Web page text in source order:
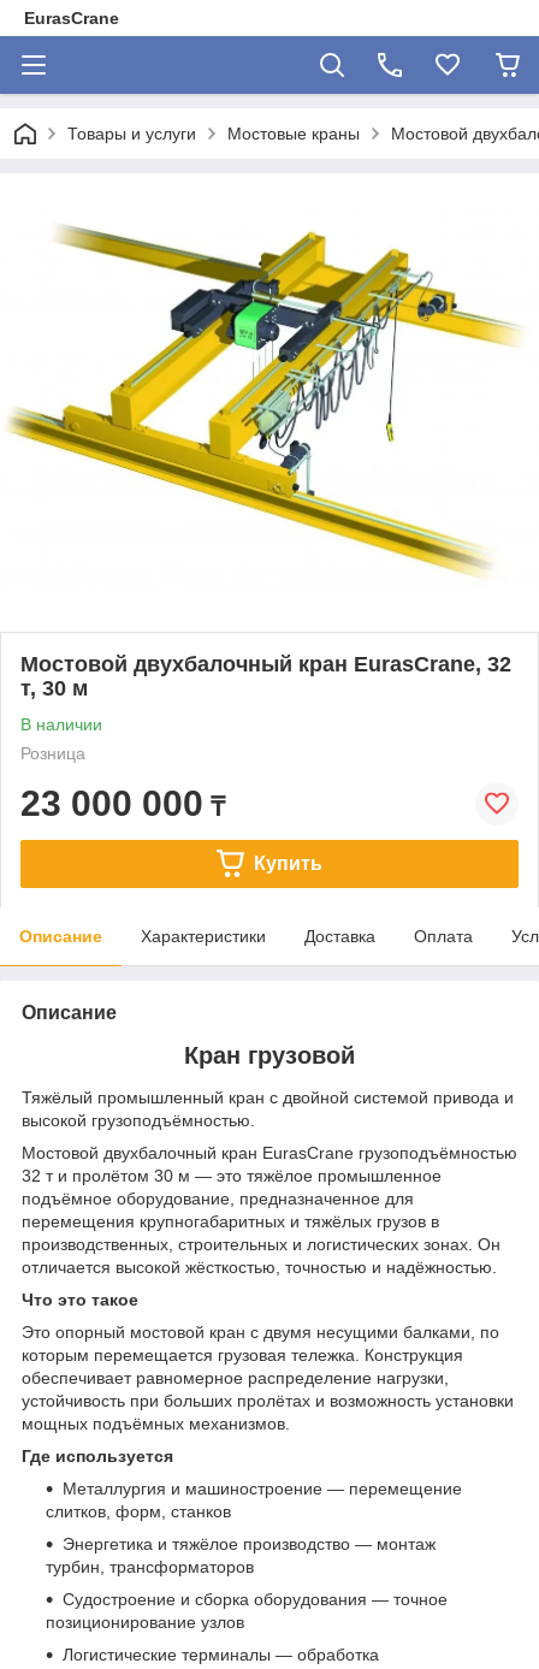
EurasCrane
Товары и услуги Мостовые краны Мостовой
Мостовой двухбалочный кран EurasCrane, 32
т, 30 м
В наличии
Розница
23 000 000 ₸
Купить
Описание Характеристики Доставка Оплата
Описание
Кран грузовой
Тяжёлый промышленный кран с двойной системой привода и
высокой грузоподъёмностью.
Мостовой двухбалочный кран EurasCrane грузоподъёмностью
32 т и пролётом 30 м — это тяжёлое промышленное
подъёмное оборудование, предназначенное для
перемещения крупногабаритных и тяжёлых грузов в
производственных, строительных и логистических зонах. Он
отличается высокой жёсткостью, точностью и надёжностью.
Что это такое
Это опорный мостовой кран с двумя несущими балками, по
которым перемещается грузовая тележка. Конструкция
обеспечивает равномерное распределение нагрузки,
устойчивость при больших пролётах и возможность установки
мощных подъёмных механизмов.
Где используется
Металлургия и машиностроение — перемещение
слитков, форм, станков
Энергетика и тяжёлое производство — монтаж
турбин, трансформаторов
Судостроение и сборка оборудования — точное
позиционирование узлов
Логистические терминалы — обработка